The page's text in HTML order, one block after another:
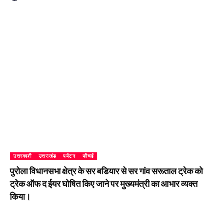
उत्तरकाशी उत्तराखंड पर्यटन फीचर्ड
पुरोला विधानसभा क्षेत्र के सर बडियार से सर गांव सरूताल ट्रेक को
ट्रेक ऑफ द ईयर घोषित किए जाने पर मुख्यमंत्री का आभार व्यक्त
किया।